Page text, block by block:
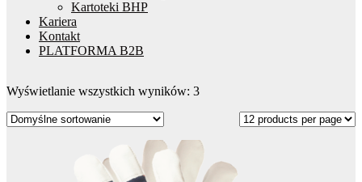
Kartoteki BHP
Kariera
Kontakt
PLATFORMA B2B
Wyświetlanie wszystkich wyników: 3